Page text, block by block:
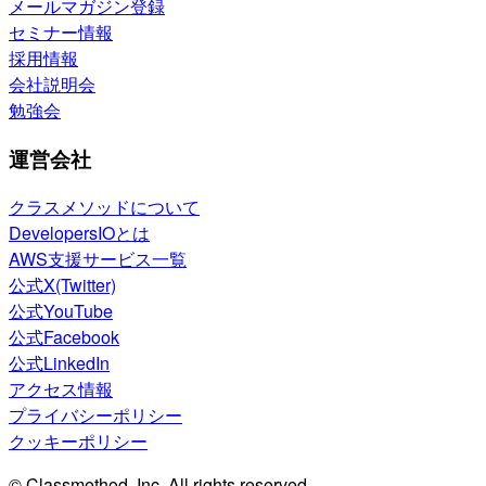
メールマガジン登録
セミナー情報
採用情報
会社説明会
勉強会
運営会社
クラスメソッドについて
DevelopersIOとは
AWS支援サービス一覧
公式X(Twitter)
公式YouTube
公式Facebook
公式LinkedIn
アクセス情報
プライバシーポリシー
クッキーポリシー